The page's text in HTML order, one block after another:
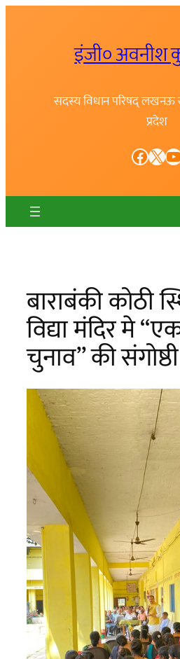
इंजी० अवनीश
सदस्य विधान परिषद् लखनऊ
प्रदेश
Facebook X YouTube
बाराबंकी कोठी
विद्या मंदिर मे
चुनाव” की संगोष्ठी